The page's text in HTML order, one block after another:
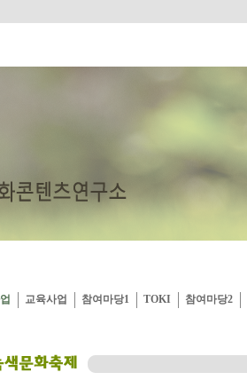
교육사업 참여마당1 TOKI 참여마당2